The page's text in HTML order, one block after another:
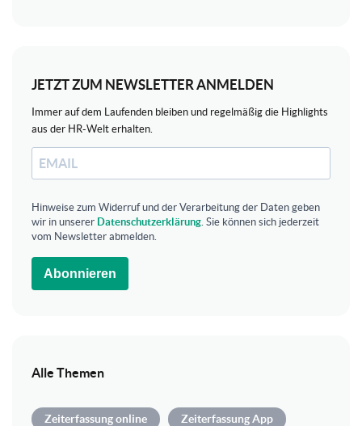
JETZT ZUM NEWSLETTER ANMELDEN
Immer auf dem Laufenden bleiben und regelmäßig die Highlights
aus der HR-Welt erhalten.
Hinweise zum Widerruf und der Verarbeitung der Daten geben
wir in unserer Datenschutzerklärung . Sie können sich jederzeit
vom Newsletter abmelden.
Abonnieren
Alle Themen
Zeiterfassung online Zeiterfassung App